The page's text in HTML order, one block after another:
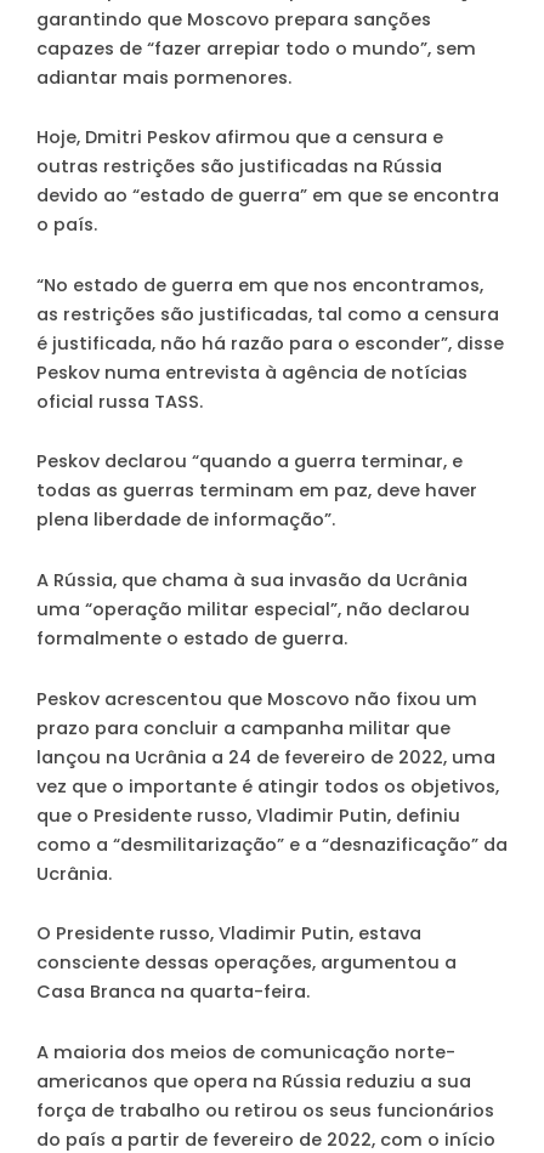
garantindo que Moscovo prepara sanções
capazes de “fazer arrepiar todo o mundo”, sem
adiantar mais pormenores.
Hoje, Dmitri Peskov afirmou que a censura e
outras restrições são justificadas na Rússia
devido ao “estado de guerra” em que se encontra
o país.
“No estado de guerra em que nos encontramos,
as restrições são justificadas, tal como a censura
é justificada, não há razão para o esconder”, disse
Peskov numa entrevista à agência de notícias
oficial russa TASS.
Peskov declarou “quando a guerra terminar, e
todas as guerras terminam em paz, deve haver
plena liberdade de informação”.
A Rússia, que chama à sua invasão da Ucrânia
uma “operação militar especial”, não declarou
formalmente o estado de guerra.
Peskov acrescentou que Moscovo não fixou um
prazo para concluir a campanha militar que
lançou na Ucrânia a 24 de fevereiro de 2022, uma
vez que o importante é atingir todos os objetivos,
que o Presidente russo, Vladimir Putin, definiu
como a “desmilitarização” e a “desnazificação” da
Ucrânia.
O Presidente russo, Vladimir Putin, estava
consciente dessas operações, argumentou a
Casa Branca na quarta-feira.
A maioria dos meios de comunicação norte-
americanos que opera na Rússia reduziu a sua
força de trabalho ou retirou os seus funcionários
do país a partir de fevereiro de 2022, com o início